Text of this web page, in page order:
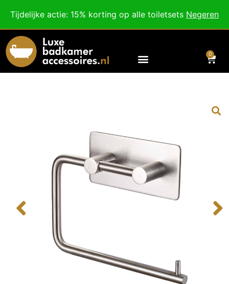
Tijdelijke actie: 15% korting op alle toiletsets Negeren
Voor 18:00 besteld, morgen in huis!
0